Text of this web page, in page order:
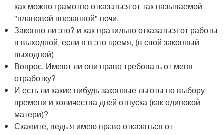
как можно грамотно отказаться от так называемой
"плановой внезапной" ночи.
Законно ли это? и как правильно отказаться от работы
в выходной, если я в это время, (в свой законный
выходной)
Вопрос. Имеют ли они право требовать от меня
отработку?
И есть ли какие нибудь законные льготы по выбору
времени и количества дней отпуска (как одинокой
матери)?
Скажите, ведь я имею право отказаться от